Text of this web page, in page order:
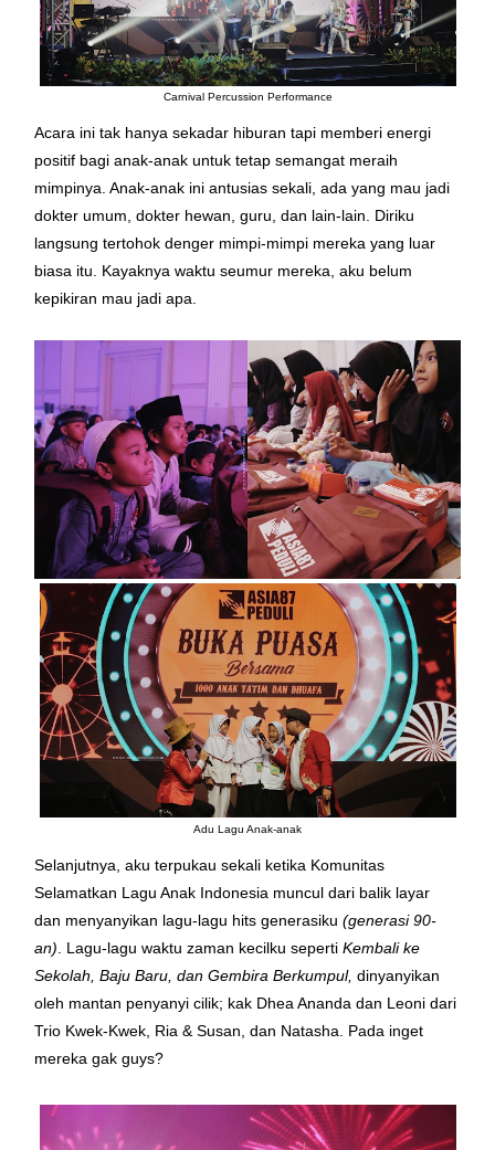
Carnival Percussion Performance
Acara ini tak hanya sekadar hiburan tapi memberi energi
positif bagi anak-anak untuk tetap semangat meraih
mimpinya. Anak-anak ini antusias sekali, ada yang mau jadi
dokter umum, dokter hewan, guru, dan lain-lain. Diriku
langsung tertohok denger mimpi-mimpi mereka yang luar
biasa itu. Kayaknya waktu seumur mereka, aku belum
kepikiran mau jadi apa.
Adu Lagu Anak-anak
Selanjutnya, aku terpukau sekali ketika Komunitas
Selamatkan Lagu Anak Indonesia muncul dari balik layar
dan menyanyikan lagu-lagu hits generasiku(generasi 90-
an). Lagu-lagu waktu zaman kecilku sepertiKembali ke
Sekolah, Baju Baru, dan Gembira Berkumpul,dinyanyikan
oleh mantan penyanyi cilik; kak Dhea Ananda dan Leoni dari
Trio Kwek-Kwek, Ria & Susan, dan Natasha. Pada inget
mereka gak guys?